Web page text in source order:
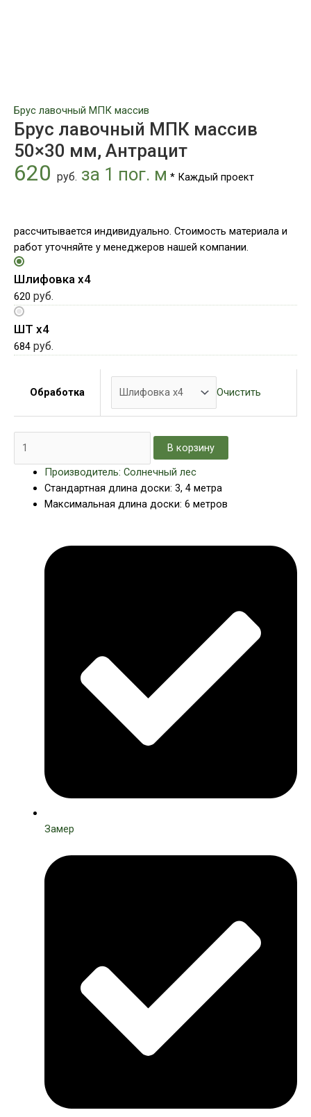
Брус лавочный МПК массив
Брус лавочный МПК массив
50×30 мм, Антрацит
620 руб. за 1 пог. м * Каждый проект
рассчитывается индивидуально. Стоимость материала и
работ уточняйте у менеджеров нашей компании.
Шлифовка х4
620 руб.
ШТ х4
684 руб.
Обработка Очистить
В корзину
Производитель: Солнечный лес
Стандартная длина доски: 3, 4 метра
Максимальная длина доски: 6 метров
Замер